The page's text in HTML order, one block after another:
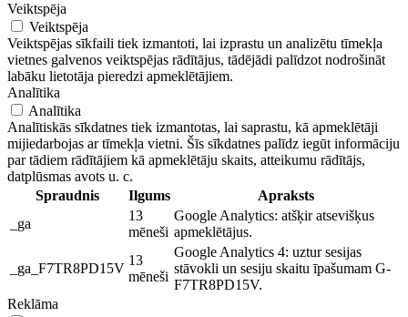
Veiktspēja
Veiktspēja
Veiktspējas sīkfaili tiek izmantoti, lai izprastu un analizētu tīmekļa
vietnes galvenos veiktspējas rādītājus, tādējādi palīdzot nodrošināt
labāku lietotāja pieredzi apmeklētājiem.
Analītika
Analītika
Analītiskās sīkdatnes tiek izmantotas, lai saprastu, kā apmeklētāji
mijiedarbojas ar tīmekļa vietni. Šīs sīkdatnes palīdz iegūt informāciju
par tādiem rādītājiem kā apmeklētāju skaits, atteikumu rādītājs,
datplūsmas avots u. c.
Spraudnis
Ilgums
Apraksts
_ga
13
mēneši
Google Analytics: atšķir atsevišķus
apmeklētājus.
_ga_F7TR8PD15V
13
mēneši
Google Analytics 4: uztur sesijas
stāvokli un sesiju skaitu īpašumam G-
F7TR8PD15V.
Reklāma